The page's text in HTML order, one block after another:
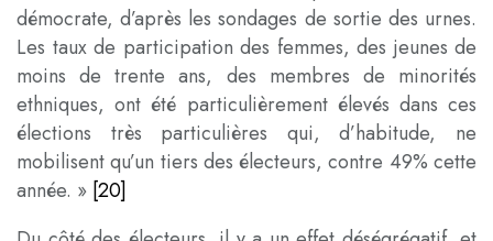
démocrate, d’après les sondages de sortie des urnes.
Les taux de participation des femmes, des jeunes de
moins de trente ans, des membres de minorités
ethniques, ont été particulièrement élevés dans ces
élections très particulières qui, d’habitude, ne
mobilisent qu’un tiers des électeurs, contre 49% cette
année. » [20]